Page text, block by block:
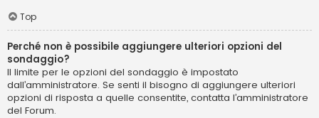
Top
Perché non è possibile aggiungere ulteriori opzioni del
sondaggio?
Il limite per le opzioni del sondaggio è impostato
dall’amministratore. Se senti il bisogno di aggiungere ulteriori
opzioni di risposta a quelle consentite, contatta l’amministratore
del Forum.